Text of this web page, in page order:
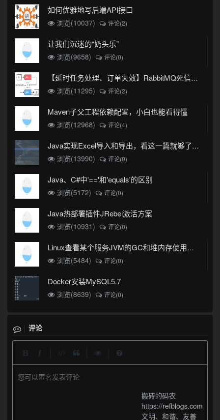
如何优雅地写后端API接口
浏览(10037) 评论(2)
让我们沉迷的“奶头乐”
浏览(9658) 评论(0)
【延时任务处理、订单失效】RabbitMQ死信队列实现
浏览(11295)
评论(2)
Maven子父工程依赖配置，小白也能看得懂
浏览(12968) 评论(4)
Java实现Excel导入和导出，看这一篇就够了(珍藏版)
浏览(13990)
评论(0)
Java、C#中'=='和'equals'的区别
浏览(5172) 评论(0)
Java热部署插件JRebel激活方案
浏览(10931) 评论(0)
Linux查看某个服务JVM的GC和堆内存使用情况
浏览(5484)
评论(0)
Docker安装MySQL5.7
浏览(8639) 评论(0)
评论
您可以匿名发表评论
搬砖的码农
https://refblogs.com
文明、和谐、友善